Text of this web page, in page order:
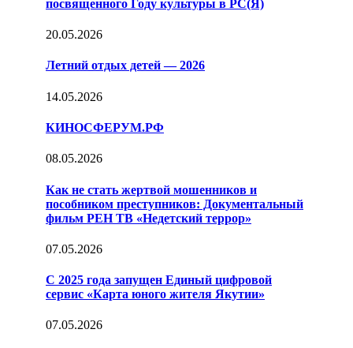
посвященного Году культуры в РС(Я)
20.05.2026
Летний отдых детей — 2026
14.05.2026
КИНОСФЕРУМ.РФ
08.05.2026
Как не стать жертвой мошенников и
пособником преступников: Документальный
фильм РЕН ТВ «Недетский террор»
07.05.2026
С 2025 года запущен Единый цифровой
сервис «Карта юного жителя Якутии»
07.05.2026